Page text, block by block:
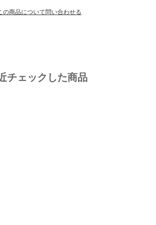
の商品について問い合わせる
チェックした商品